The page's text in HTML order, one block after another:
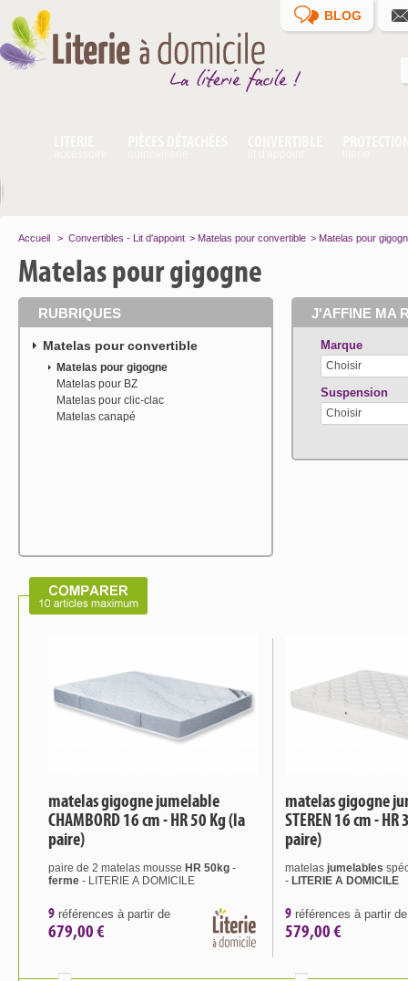
BLOG
Accueil > Convertibles - Lit d'appoint > Matelas pour convertible > Matelas pour
Matelas pour gigogne
RUBRIQUES
Matelas pour convertible
Matelas pour gigogne
Matelas pour BZ
Matelas pour clic-clac
Matelas canapé
J'AFFINE MA
Marque
Choisir
Suspension
Choisir
matelas gigogne jumelable
CHAMBORD 16 cm - HR 50 Kg (la
paire)
paire de 2 matelas mousse HR 50kg -
ferme - LITERIE A DOMICILE
9 références à partir de
679,00 €
matelas gigogne
STEREN 16 cm - HR
paire)
matelas jumelables
- LITERIE A DOMICILE
9 références à partir de
579,00 €